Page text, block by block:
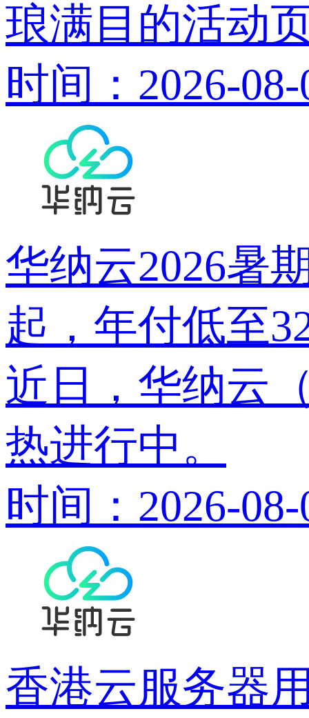
琅满目的活动
时间：2026-08-
华纳云2026暑
起，年付低至
近日，华纳云
热进行中。
时间：2026-08-
香港云服务器